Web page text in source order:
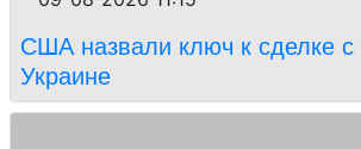
США назвали ключ к сделке с
Украине